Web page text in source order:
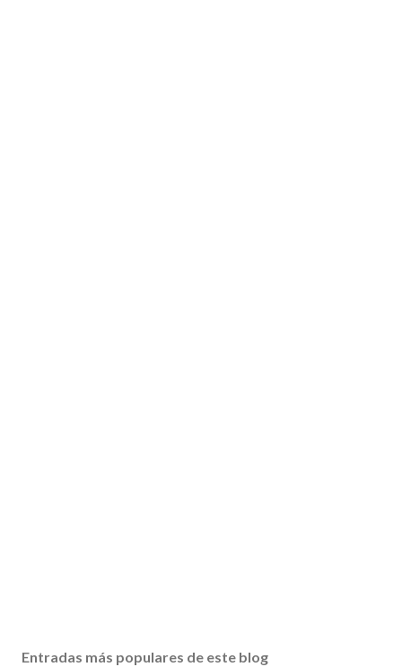
Entradas más populares de este blog